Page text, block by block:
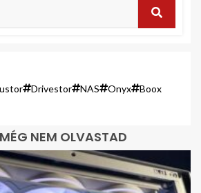
Drivestor NAS Onyx Boox
NEM OLVASTAD